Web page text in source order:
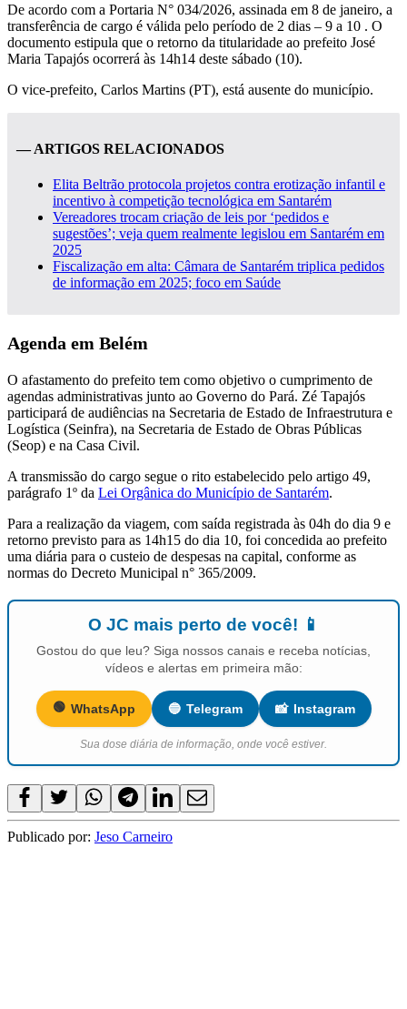
De acordo com a Portaria N° 034/2026, assinada em 8 de janeiro, a
transferência de cargo é válida pelo período de 2 dias – 9 a 10 . O
documento estipula que o retorno da titularidade ao prefeito José
Maria Tapajós ocorrerá às 14h14 deste sábado (10).
O vice-prefeito, Carlos Martins (PT), está ausente do município.
— ARTIGOS RELACIONADOS
Elita Beltrão protocola projetos contra erotização infantil e
incentivo à competição tecnológica em Santarém
Vereadores trocam criação de leis por ‘pedidos e
sugestões’; veja quem realmente legislou em Santarém em
2025
Fiscalização em alta: Câmara de Santarém triplica pedidos
de informação em 2025; foco em Saúde
Agenda em Belém
O afastamento do prefeito tem como objetivo o cumprimento de
agendas administrativas junto ao Governo do Pará. Zé Tapajós
participará de audiências na Secretaria de Estado de Infraestrutura e
Logística (Seinfra), na Secretaria de Estado de Obras Públicas
(Seop) e na Casa Civil.
A transmissão do cargo segue o rito estabelecido pelo artigo 49,
parágrafo 1º da Lei Orgânica do Município de Santarém.
Para a realização da viagem, com saída registrada às 04h do dia 9 e
retorno previsto para as 14h15 do dia 10, foi concedida ao prefeito
uma diária para o custeio de despesas na capital, conforme as
normas do Decreto Municipal n° 365/2009.
O JC mais perto de você! 📱
Gostou do que leu? Siga nossos canais e receba notícias,
vídeos e alertas em primeira mão:
🟢 WhatsApp 🔵 Telegram 📸 Instagram
Sua dose diária de informação, onde você estiver.
Publicado por: Jeso Carneiro